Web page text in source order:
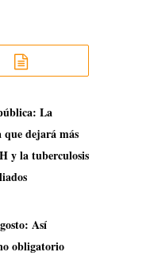
La
que dejará más
y la tuberculosis
Así
obligatorio